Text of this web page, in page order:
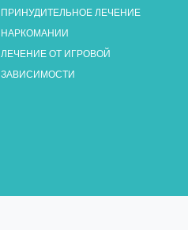
ПРИНУДИТЕЛЬНОЕ ЛЕЧЕНИЕ
НАРКОМАНИИ
ЛЕЧЕНИЕ ОТ ИГРОВОЙ
ЗАВИСИМОСТИ